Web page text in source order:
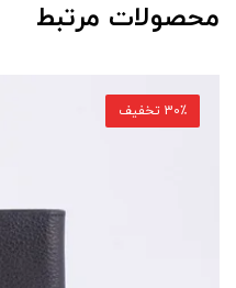
محصولات مرتبط
30٪ تخفیف